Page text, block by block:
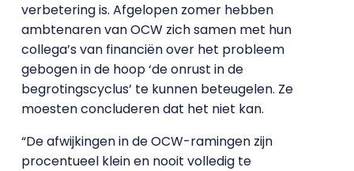
verbetering is. Afgelopen zomer hebben
ambtenaren van OCW zich samen met hun
collega’s van financiën over het probleem
gebogen in de hoop ‘de onrust in de
begrotingscyclus’ te kunnen beteugelen. Ze
moesten concluderen dat het niet kan.
“De afwijkingen in de OCW-ramingen zijn
procentueel klein en nooit volledig te